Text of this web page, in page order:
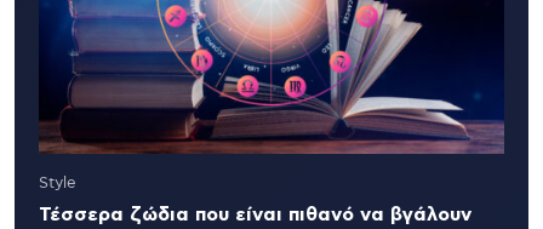
Style
Τέσσερα ζώδια που είναι πιθανό να βγάλουν